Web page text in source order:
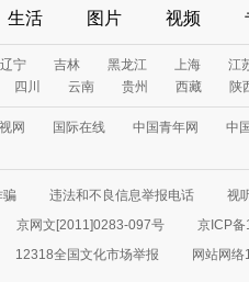
生活 图片 视频
辽宁 吉林 黑龙江 上海 江
四川 云南 贵州 西藏 陕
网 国际在线 中国青年网 中
骗 违法和不良信息举报电话
视
京网文[2011]0283-097号
京ICP
12318全国文化市场举报 网站网